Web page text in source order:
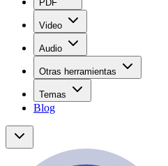
PDF
Video
Audio
Otras herramientas
Temas
Blog